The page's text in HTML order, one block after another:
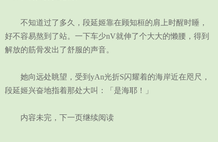
不知道过了多久，段延姬靠在顾知桓的肩上时醒时睡，
好不容易熬到了站。一下车少nV就伸了个大大的懒腰，得到
解放的筋骨发出了舒服的声音。
她向远处眺望，受到yAn光折S闪耀着的海岸近在咫尺，
段延姬兴奋地指着那处大叫：「是海耶！」
内容未完，下一页继续阅读